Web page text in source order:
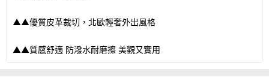
▲▲優質皮革裁切，北歐輕奢外出風格
▲▲質感舒適 防潑水耐磨擦 美觀又實用